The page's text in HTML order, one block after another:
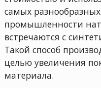
самых
промышленности
встречаются с
Такой способ
целью увеличения
материала.